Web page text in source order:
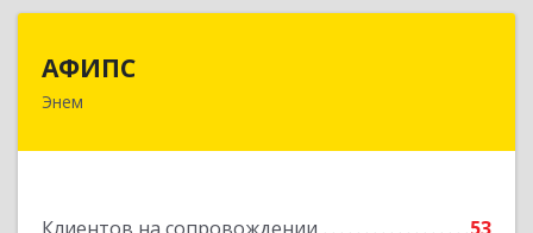
АФИПС
Энем
385132, Адыгея Респ, Тахтамукайский р-н, Энем